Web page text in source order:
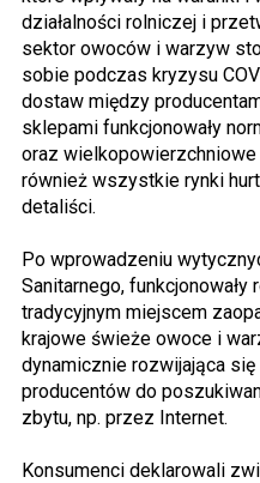
działalności rolniczej i
sektor owoców i warzyw
sobie podczas kryzysu
dostaw między
sklepami funkcjonowały
oraz wielkopowierzchniowe
również wszystkie rynki
detaliści.
Po wprowadzeniu
Sanitarnego,
tradycyjnym miejscem
krajowe świeże owoce i
dynamicznie rozwijająca się
producentów do
zbytu, np. przez Internet.
Konsumenci deklarowali